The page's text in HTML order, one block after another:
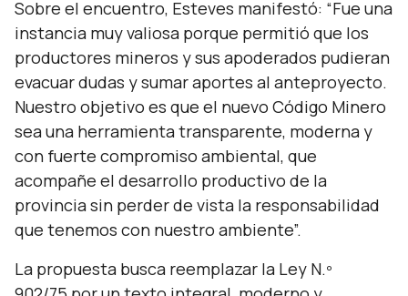
Sobre el encuentro, Esteves manifestó: “Fue una
instancia muy valiosa porque permitió que los
productores mineros y sus apoderados pudieran
evacuar dudas y sumar aportes al anteproyecto.
Nuestro objetivo es que el nuevo Código Minero
sea una herramienta transparente, moderna y
con fuerte compromiso ambiental, que
acompañe el desarrollo productivo de la
provincia sin perder de vista la responsabilidad
que tenemos con nuestro ambiente”.
La propuesta busca reemplazar la Ley N.º